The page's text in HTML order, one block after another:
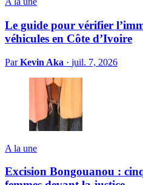
Le guide pour vérifier
véhicules en Côte d’Ivoire
ParKevin Aka · juil. 7, 2026
A la une
Excision Bongouanou :